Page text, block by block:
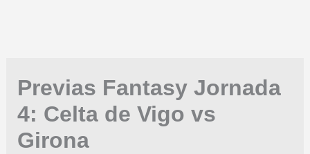
Previas Fantasy Jornada
4: Celta de Vigo vs
Girona